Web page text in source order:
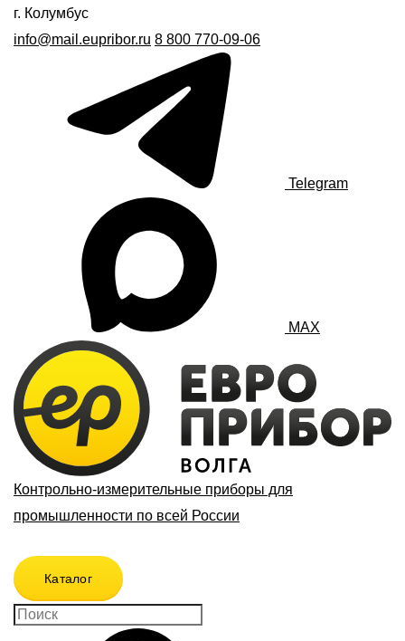
г. Колумбус
info@mail.eupribor.ru 8 800 770-09-06
Telegram
MAX
Контрольно-измерительные приборы для
промышленности по всей России
Каталог